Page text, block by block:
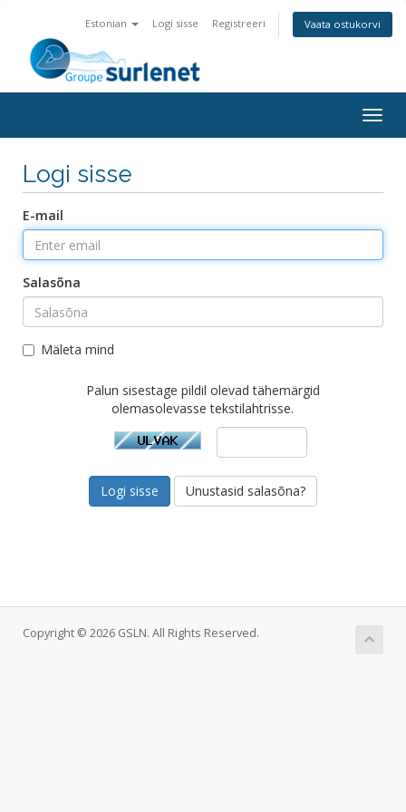
Estonian Logi sisse Registreeri Vaata ostukorvi
Logi sisse
E-mail
Salasõna
Mäleta mind
Palun sisestage pildil olevad tähemärgid
olemasolevasse tekstilahtrisse.
Unustasid salasõna?
Copyright © 2026 GSLN. All Rights Reserved.